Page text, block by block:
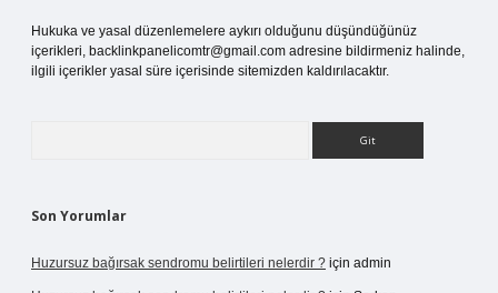
Hukuka ve yasal düzenlemelere aykırı olduğunu düşündüğünüz
içerikleri, backlinkpanelicomtr@gmail.com adresine bildirmeniz halinde,
ilgili içerikler yasal süre içerisinde sitemizden kaldırılacaktır.
Son Yorumlar
Huzursuz bağırsak sendromu belirtileri nelerdir ? için admin